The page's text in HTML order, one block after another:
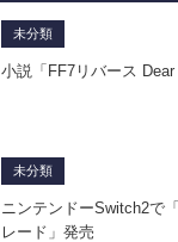
未分類
小説「FF7リバース
未分類
ニンテンドーSwitch2で
レード」発売